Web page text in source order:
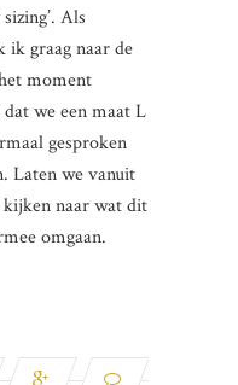
Als
ik graag naar de
moment
we een maat L
gesproken
Laten we vanuit
kijken naar wat dit
omgaan.